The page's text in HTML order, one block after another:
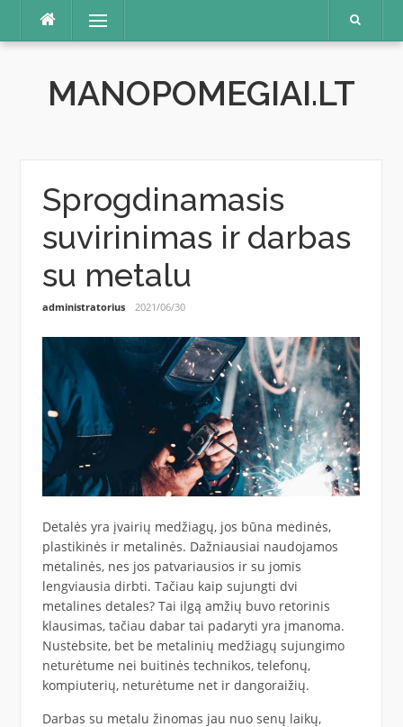
content
Menu
MANOPOMEGIAI.LT
Sprogdinamasis
suvirinimas ir darbas
su metalu
administratorius 2021/06/30
Detalės yra įvairių medžiagų, jos būna medinės,
plastikinės ir metalinės. Dažniausiai naudojamos
metalinės, nes jos patvariausios ir su jomis
lengviausia dirbti. Tačiau kaip sujungti dvi
metalines detales? Tai ilgą amžių buvo retorinis
klausimas, tačiau dabar tai padaryti yra įmanoma.
Nustebsite, bet be metalinių medžiagų sujungimo
neturėtume nei buitinės technikos, telefonų,
kompiuterių, neturėtume net ir dangoraižių.
Darbas su metalu žinomas jau nuo senų laikų,